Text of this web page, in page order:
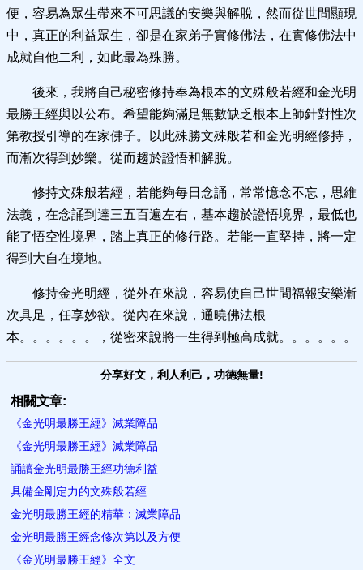
便，容易為眾生帶來不可思議的安樂與解脫，然而從世間顯現
中，真正的利益眾生，卻是在家弟子實修佛法，在實修佛法中
成就自他二利，如此最為殊勝。
後來，我將自己秘密修持奉為根本的文殊般若經和金光明
最勝王經與以公布。希望能夠滿足無數缺乏根本上師針對性次
第教授引導的在家佛子。以此殊勝文殊般若和金光明經修持，
而漸次得到妙樂。從而趨於證悟和解脫。
修持文殊般若經，若能夠每日念誦，常常憶念不忘，思維
法義，在念誦到達三五百遍左右，基本趨於證悟境界，最低也
能了悟空性境界，踏上真正的修行路。若能一直堅持，將一定
得到大自在境地。
修持金光明經，從外在來說，容易使自己世間福報安樂漸
次具足，任享妙欲。從內在來說，通曉佛法根
本。。。。。。，從密來說將一生得到極高成就。。。。。。
分享好文，利人利己，功德無量!
相關文章:
《金光明最勝王經》滅業障品
《金光明最勝王經》滅業障品
誦讀金光明最勝王經功德利益
具備金剛定力的文殊般若經
金光明最勝王經的精華：滅業障品
金光明最勝王經念修次第以及方便
《金光明最勝王經》全文